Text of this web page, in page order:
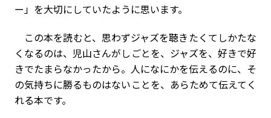
ー」を大切にしていたように思います。
この本を読むと、思わずジャズを聴きたくてしかたな
くなるのは、児山さんがしごとを、ジャズを、好きで好
きでたまらなかったから。人になにかを伝えるのに、そ
の気持ちに勝るものはないことを、あらためて伝えてく
れる本です。